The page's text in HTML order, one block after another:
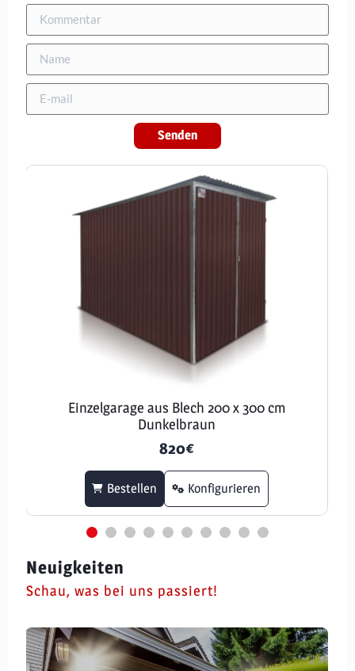
Senden
Einzelgarage aus Blech 200 x 300 cm
Dunkelbraun
820€
Konfigurieren
Bestellen
Neuigkeiten
Schau, was bei uns passiert!